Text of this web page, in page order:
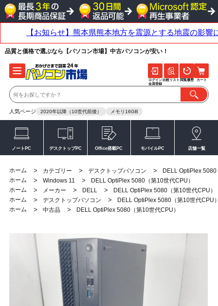
品質と価格で選ぶなら【パソコン市場】中古パソコンが安い！
人気ページ 2020年以降（10世代前後） メモリ16GB
ログイン
会員登録
比較リスト 閲覧履歴 カート
ノートPC デスクトップPC Office搭載PC モバイルPC 店舗一覧
ホーム > カテゴリー > デスクトップパソコン >
DELL OptiPlex
ホーム
> Windows 11 >
DELL OptiPlex 5080（第10世代CPU）
ホーム
> メーカー > DELL >
DELL OptiPlex 5080（第10世代CPU）
ホーム
> デスクトップパソコン >
DELL OptiPlex 5080（第10世代CPU
ホーム
> 中古品 > DELL OptiPlex 5080（第10世代CPU）